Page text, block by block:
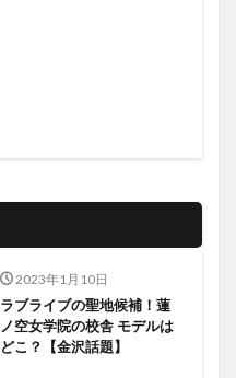
2023年1月10日
ラブライブの聖地候補！蓮
ノ空女学院の校舎 モデルは
どこ？【金沢話題】